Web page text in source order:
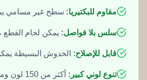
مقاوم للبكتيريا: سطح غير مسامي
سلس بلا فواصل: يمكن لحام القطع
قابل للإصلاح: الخدوش البسيطة يمكن
تنوع لوني كبير: أكثر من 150 لون وملمس يناسب كل ذوق وديكور